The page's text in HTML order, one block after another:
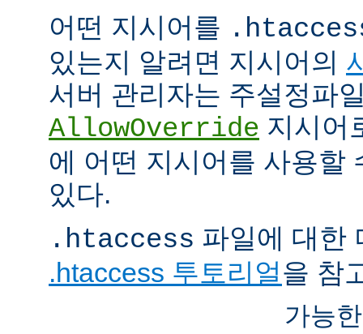
어떤 지시어를
있는지 알려면 지시어의
서버 관리자는 주설정파
AllowOverride 지시어
에 어떤 지시어를 사용할
있다.
.htaccess 파일에 대한
.htaccess 투토리얼을 참
가능